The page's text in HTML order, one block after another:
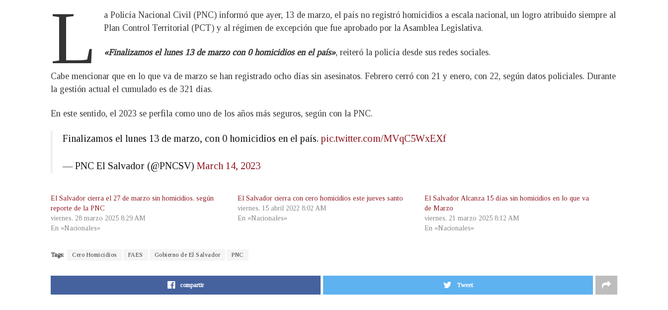
L
a Policía Nacional Civil (PNC) informó que ayer, 13 de marzo, el país no registró homicidios a escala nacional, un logro atribuido siempre al
Plan Control Territorial (PCT) y al régimen de excepción que fue aprobado por la Asamblea Legislativa.
«Finalizamos el lunes 13 de marzo con 0 homicidios en el país», reiteró la policía desde sus redes sociales.
Cabe mencionar que en lo que va de marzo se han registrado ocho días sin asesinatos. Febrero cerró con 21 y enero, con 22, según datos policiales. Durante
la gestión actual el cumulado es de 321 días.
En este sentido, el 2023 se perfila como uno de los años más seguros, según con la PNC.
Finalizamos el lunes 13 de marzo, con 0 homicidios en el país. pic.twitter.com/MVqC5WxEXf
— PNC El Salvador (@PNCSV) March 14, 2023
El Salvador cierra el 27 de marzo sin homicidios, según
reporte de la PNC
viernes, 28 marzo 2025 8:29 AM
En «Nacionales»
El Salvador cierra con cero homicidios este jueves santo
viernes, 15 abril 2022 8:02 AM
En «Nacionales»
El Salvador Alcanza 15 días sin homicidios en lo que va
de Marzo
viernes, 21 marzo 2025 8:12 AM
En «Nacionales»
Tags: Cero Homicidios FAES Gobierno de El Salvador PNC
compartir Tweet